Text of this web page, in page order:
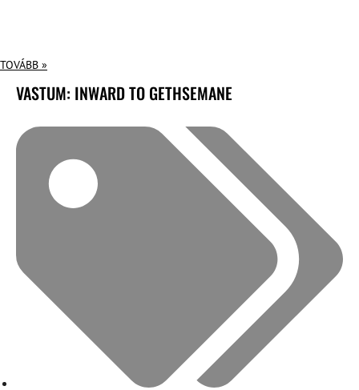
TOVÁBB »
VASTUM: INWARD TO GETHSEMANE